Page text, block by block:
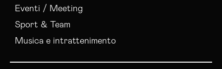
Eventi / Meeting
Sport & Team
Musica e intrattenimento